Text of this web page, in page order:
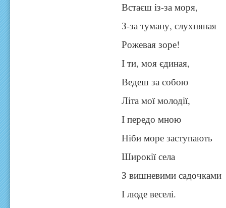
Встаєш із-за моря,
З-за туману, слухняная
Рожевая зоре!
І ти, моя єдиная,
Ведеш за собою
Літа мої молодії,
І передо мною
Ніби море заступають
Широкії села
З вишневими садочками
І люде веселі.